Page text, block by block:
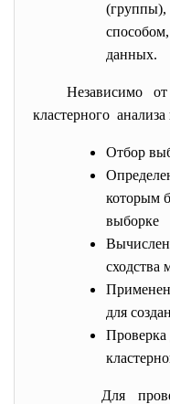
данных.
Независимо от
кластерного
Отбор
которым
выборке
сходства
для
Проверка
Для